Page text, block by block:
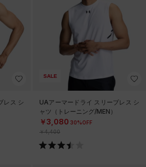
レス シ
SALE
UAアーマードライ スリーブレス シ
ャツ（トレーニング/MEN）
￥3,080 30%OFF
￥4,400